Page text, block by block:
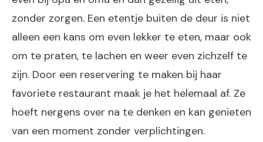
zonder zorgen. Een etentje buiten de deur is niet
alleen een kans om even lekker te eten, maar ook
om te praten, te lachen en weer even zichzelf te
zijn. Door een reservering te maken bij haar
favoriete restaurant maak je het helemaal af. Ze
hoeft nergens over na te denken en kan genieten
van een moment zonder verplichtingen.